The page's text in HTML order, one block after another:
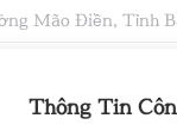
Mão Điền, Tỉnh
Thông Tin